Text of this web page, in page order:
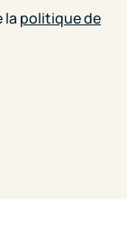
la politique de